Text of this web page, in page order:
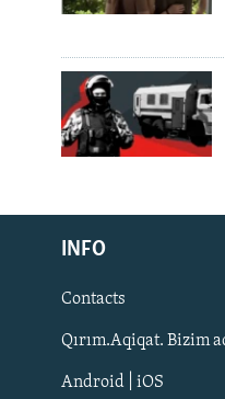
Русский
Українською
QOŞULIÑIZ!
INFO
Contacts
Qırım.Aqiqat. Bizim
Android | iOS